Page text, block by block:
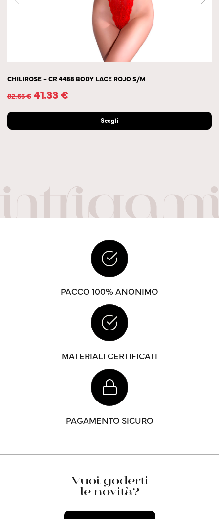
CHILIROSE – CR 4488 BODY LACE ROJO S/M
82.66€ 41.33€
Scegli
PACCO 100% ANONIMO
MATERIALI CERTIFICATI
PAGAMENTO SICURO
Vuoi goderti
le novità?